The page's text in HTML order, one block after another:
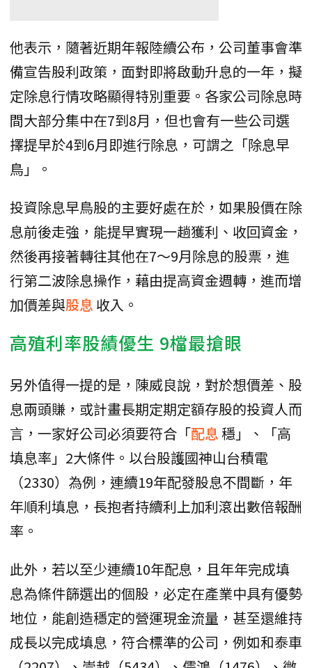
他表示，隨著近期年報陸續公布，公司董事會準
備宣告股利政策，面對即將啟動升息的一年，擬
定除息行情攻略顯得特別重要。各家公司除息時
間大部分集中在7到8月，但也會有一些公司選
擇提早於4到6月即進行除息，可謂之「除息早
鳥」。
投資除息早鳥股的主要好處在於，如果股價在除
息前後走強，能提早實現一趟獲利、收回資金，
然後再接著轉往其他在7～9月除息的股票，進
行第二波除息操作，藉由提高資金週轉，進而增
加價差與股息 收入。
高殖利率股績優生 9檔最搶眼
另外值得一提的是，陳威良說，對於想價差、股
息兩頭賺，或計畫長期定期定額存股的投資人而
言，一家好公司必須要符合「配息穩」、「高
填息率」2大條件。以台股護國神山台積電
（2330）為例，連續19年配發股息不間斷，年
年順利填息，長抱者持續利上加利滾出數倍報酬
率。
此外，若以至少連續10年配息，且年年完成填
息為條件篩選出的個股，必定在產業中具有優勢
地位，能創造穩定的營運現金流量，甚至還維持
成長以完成填息，符合標準的公司，例如和泰車